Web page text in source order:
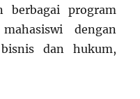
berbagai program
dengan
dan hukum,